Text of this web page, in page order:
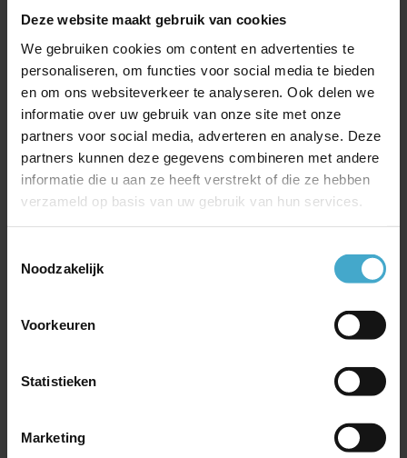
Deze website maakt gebruik van cookies
We gebruiken cookies om content en advertenties te
personaliseren, om functies voor social media te bieden
en om ons websiteverkeer te analyseren. Ook delen we
informatie over uw gebruik van onze site met onze
partners voor social media, adverteren en analyse. Deze
partners kunnen deze gegevens combineren met andere
informatie die u aan ze heeft verstrekt of die ze hebben
verzameld op basis van uw gebruik van hun services.
Noodzakelijk
Voorkeuren
Statistieken
Marketing
Qatar Aiways vind je opPrivilege Club. Je kunt je hier
ook aanmelden. Kijk ook eens bij
Oneworld voor
aanvullende informatie.
Heb je als bedrijf interesse in het Corporate
spaarprogramma van Qatar Airways, Beyond
Business, bezoek dan onze paginaTravel Services.
Jubileum- of incentivereis naar IJsland